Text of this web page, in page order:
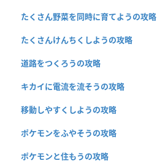
たくさん野菜を同時に育てようの攻略
たくさんけんちくしようの攻略
道路をつくろうの攻略
キカイに電流を流そうの攻略
移動しやすくしようの攻略
ポケモンをふやそうの攻略
ポケモンと住もうの攻略